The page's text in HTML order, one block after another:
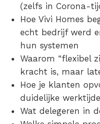
(zelfs in Corona-
Hoe Vivi Homes
echt bedrijf werd
hun systemen
Waarom “flexibel
kracht is, maar
Hoe je klanten
duidelijke
Wat delegeren in